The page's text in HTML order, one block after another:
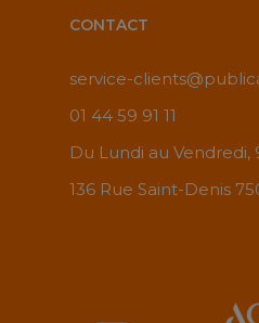
CONTACT
service-
01 44 59 91 11
Du Lundi au Vendredi,
136 Rue Saint-Denis